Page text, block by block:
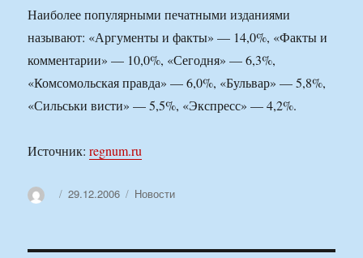
Наиболее популярными печатными изданиями
называют: «Аргументы и факты» — 14,0%, «Факты и
комментарии» — 10,0%, «Сегодня» — 6,3%,
«Комсомольская правда» — 6,0%, «Бульвар» — 5,8%,
«Сильськи висти» — 5,5%, «Экспресс» — 4,2%.
Источник:regnum.ru
АвторОпубликовано
29.12.2006 Рубрики
Новости